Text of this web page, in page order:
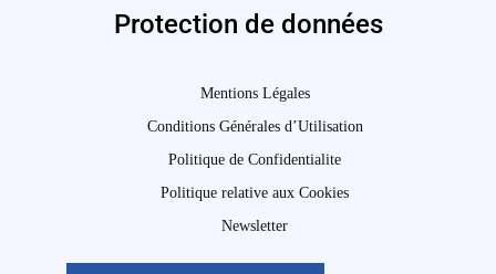
Protection de données
Mentions Légales
Conditions Générales d’Utilisation
Politique de Confidentialite
Politique relative aux Cookies
Newsletter